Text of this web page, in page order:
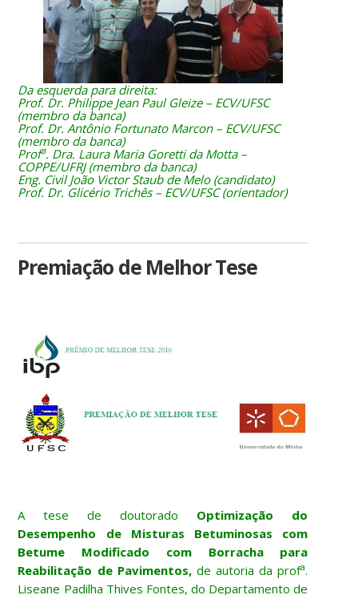
Da esquerda para direita:
Prof. Dr. Philippe Jean Paul Gleize – ECV/UFSC
(membro da banca)
Prof. Dr. Antônio Fortunato Marcon – ECV/UFSC
(membro da banca)
Profa. Dra. Laura Maria Goretti da Motta –
COPPE/UFRJ (membro da banca)
Eng. Civil João Victor Staub de Melo (candidato)
Prof. Dr. Glicério Trichês – ECV/UFSC (orientador)
Premiação de Melhor Tese
A tese de doutorado Optimização do
Desempenho de Misturas Betuminosas com
Betume Modificado com Borracha para
Reabilitação de Pavimentos, de autoria da profa.
Liseane Padilha Thives Fontes, do Departamento de